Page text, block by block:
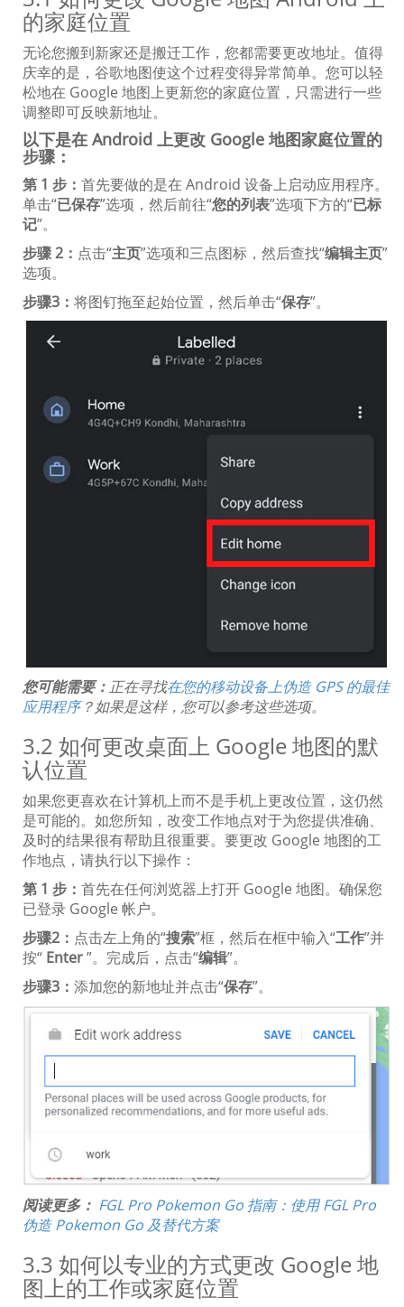
的家庭位置
无论您搬到新家还是搬迁工作，您都需要更改地址。值得
庆幸的是，谷歌地图使这个过程变得异常简单。您可以轻
松地在 Google 地图上更新您的家庭位置，只需进行一些
调整即可反映新地址。
以下是在 Android 上更改 Google 地图家庭位置的
步骤：
第 1 步： 首先要做的是在 Android 设备上启动应用程序。
单击“已保存”选项，然后前往“您的列表”选项下方的“已标
记”。
步骤 2： 点击“主页”选项和三点图标，然后查找“编辑主页”
选项。
步骤3： 将图钉拖至起始位置，然后单击“保存”。
您可能需要：正在寻找在您的移动设备上伪造 GPS 的最佳
应用程序？如果是这样，您可以参考这些选项。
3.2 如何更改桌面上 Google 地图的默
认位置
如果您更喜欢在计算机上而不是手机上更改位置，这仍然
是可能的。如您所知，改变工作地点对于为您提供准确、
及时的结果很有帮助且很重要。要更改 Google 地图的工
作地点，请执行以下操作：
第 1 步： 首先在任何浏览器上打开 Google 地图。确保您
已登录 Google 帐户。
步骤2： 点击左上角的“搜索”框，然后在框中输入“工作”并
按“ Enter”。完成后，点击“编辑”。
步骤3： 添加您的新地址并点击“保存”。
阅读更多： FGL Pro Pokemon Go 指南：使用 FGL Pro
伪造 Pokemon Go 及替代方案
3.3 如何以专业的方式更改 Google 地
图上的工作或家庭位置